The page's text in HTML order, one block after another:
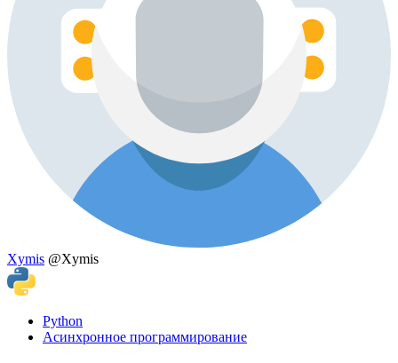
Xymis @Xymis
Python
Асинхронное программирование